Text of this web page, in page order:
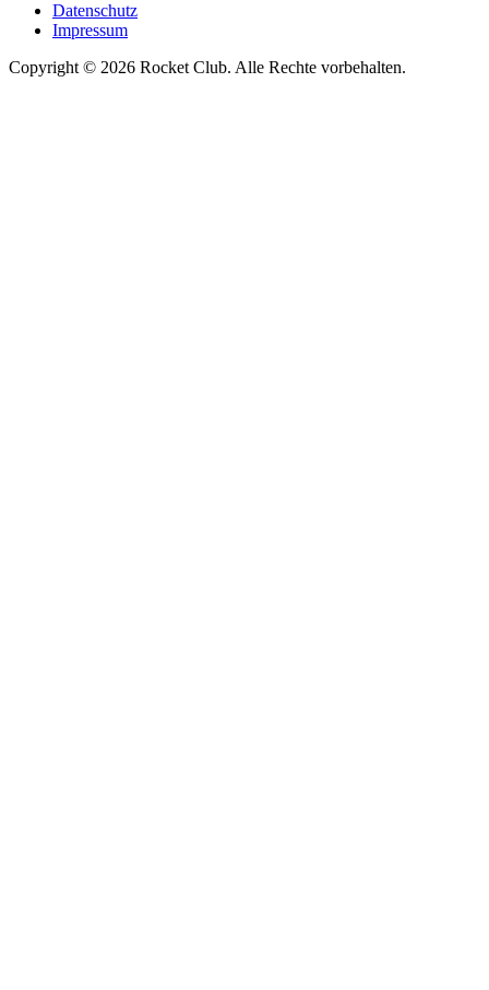
Datenschutz
Impressum
Copyright © 2026 Rocket Club. Alle Rechte vorbehalten.